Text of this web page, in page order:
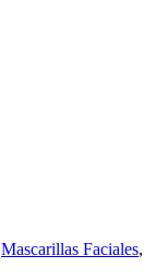
Mascarillas Faciales,